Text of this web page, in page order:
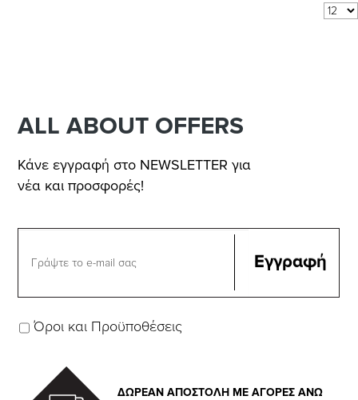
ALL ABOUT OFFERS
Κάνε εγγραφή στο NEWSLETTER για
νέα και προσφορές!
Όροι και Προϋποθέσεις
ΔΩΡΕΑΝ ΑΠΟΣΤΟΛΗ ΜΕ ΑΓΟΡΕΣ ΑΝΩ